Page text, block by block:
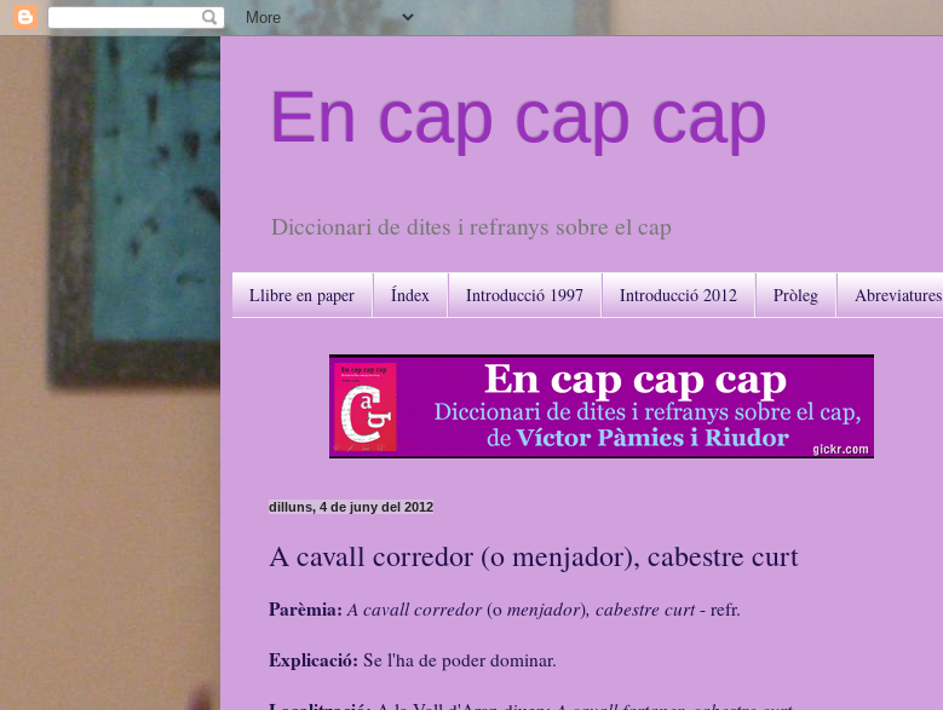
En cap cap cap
Diccionari de dites i refranys sobre el cap
Llibre en paper Índex Introducció 1997 Introducció 2012 Pròleg Abreviatures
dilluns, 4 de juny del 2012
A cavall corredor (o menjador), cabestre curt
Parèmia: A cavall corredor(o menjador), cabestre curt- refr.
Explicació: Se l'ha de poder dominar.